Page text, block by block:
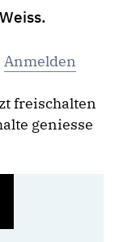
Anmelden
freischalten
geniesse